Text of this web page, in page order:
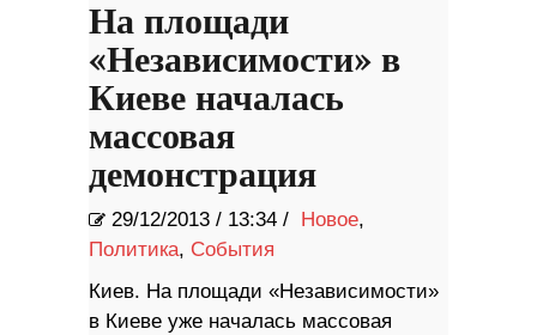
На площади
«Независимости» в
Киеве началась
массовая
демонстрация
29/12/2013 / 13:34 / Новое,
Политика, События
Киев. На площади «Независимости»
в Киеве уже началась массовая